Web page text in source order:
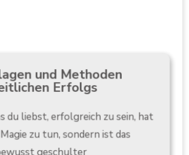
und Methoden
Erfolgs
du liebst, erfolgreich zu sein, hat
zu tun, sondern ist das
geschulter